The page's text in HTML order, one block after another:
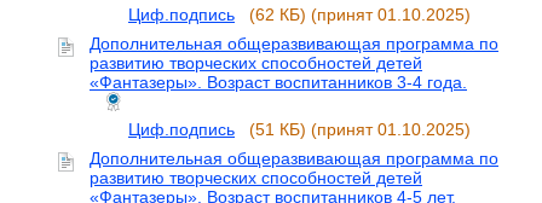
Циф.подпись (62 КБ) (принят 01.10.2025)
Дополнительная общеразвивающая программа по
развитию творческих способностей детей
«Фантазеры». Возраст воспитанников 3-4 года.
Циф.подпись (51 КБ) (принят 01.10.2025)
Дополнительная общеразвивающая программа по
развитию творческих способностей детей
«Фантазеры». Возраст воспитанников 4-5 лет.